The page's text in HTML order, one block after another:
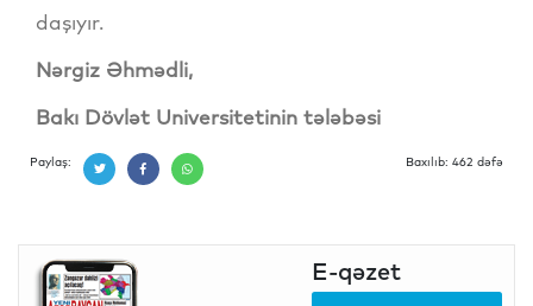
daşıyır.
Nərgiz Əhmədli,
Bakı Dövlət Universitetinin tələbəsi
Paylaş: Baxılıb: 462 dəfə
E-qəzet